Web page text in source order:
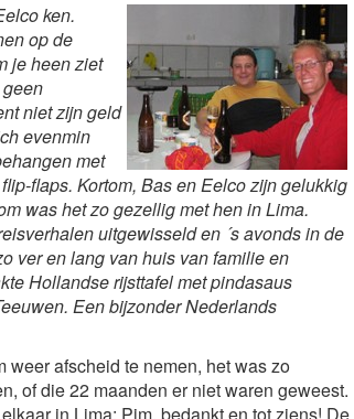
ken.
op de
je heen ziet
niet zijn geld
evenmin
met
flaps. Kortom, Bas en Eelco zijn gelukkig
was het zo gezellig met hen in Lima.
uitgewisseld en ´s avonds in de
ver en lang van huis van familie en
Hollandse rijsttafel met pindasaus
Een bijzonder Nederlands
weer afscheid te nemen, het was zo
of die 22 maanden er niet waren geweest.
in Lima: Pim, bedankt en tot ziens! De